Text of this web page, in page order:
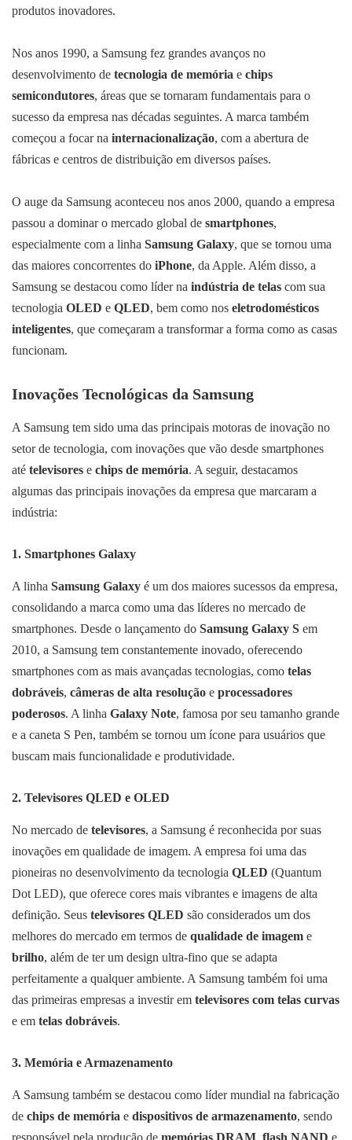
produtos inovadores.
Nos anos 1990, a Samsung fez grandes avanços no
desenvolvimento de tecnologia de memória e chips
semicondutores, áreas que se tornaram fundamentais para o
sucesso da empresa nas décadas seguintes. A marca também
começou a focar na internacionalização, com a abertura de
fábricas e centros de distribuição em diversos países.
O auge da Samsung aconteceu nos anos 2000, quando a empresa
passou a dominar o mercado global de smartphones,
especialmente com a linha Samsung Galaxy, que se tornou uma
das maiores concorrentes do iPhone, da Apple. Além disso, a
Samsung se destacou como líder na indústria de telas com sua
tecnologia OLED e QLED, bem como nos eletrodomésticos
inteligentes, que começaram a transformar a forma como as casas
funcionam.
Inovações Tecnológicas da Samsung
A Samsung tem sido uma das principais motoras de inovação no
setor de tecnologia, com inovações que vão desde smartphones
até televisores e chips de memória. A seguir, destacamos
algumas das principais inovações da empresa que marcaram a
indústria:
1. Smartphones Galaxy
A linha Samsung Galaxy é um dos maiores sucessos da empresa,
consolidando a marca como uma das líderes no mercado de
smartphones. Desde o lançamento do Samsung Galaxy S em
2010, a Samsung tem constantemente inovado, oferecendo
smartphones com as mais avançadas tecnologias, como telas
dobráveis, câmeras de alta resolução e processadores
poderosos. A linha Galaxy Note, famosa por seu tamanho grande
e a caneta S Pen, também se tornou um ícone para usuários que
buscam mais funcionalidade e produtividade.
2. Televisores QLED e OLED
No mercado de televisores, a Samsung é reconhecida por suas
inovações em qualidade de imagem. A empresa foi uma das
pioneiras no desenvolvimento da tecnologia QLED (Quantum
Dot LED), que oferece cores mais vibrantes e imagens de alta
definição. Seus televisores QLED são considerados um dos
melhores do mercado em termos de qualidade de imagem e
brilho, além de ter um design ultra-fino que se adapta
perfeitamente a qualquer ambiente. A Samsung também foi uma
das primeiras empresas a investir em televisores com telas curvas
e em telas dobráveis.
3. Memória e Armazenamento
A Samsung também se destacou como líder mundial na fabricação
de chips de memória e dispositivos de armazenamento, sendo